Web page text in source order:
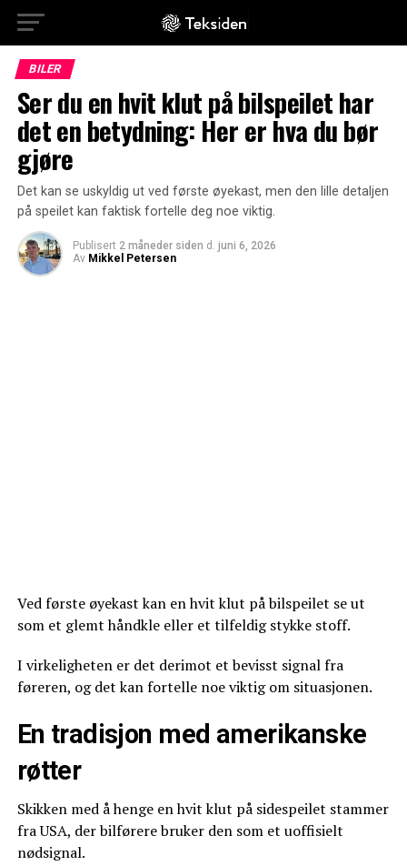
BILER
Ser du en hvit klut på bilspeilet har
det en betydning: Her er hva du bør
gjøre
Det kan se uskyldig ut ved første øyekast, men den lille detaljen
på speilet kan faktisk fortelle deg noe viktig.
Publisert 2 måneder siden d. juni 6, 2026
Av Mikkel Petersen
Ved første øyekast kan en hvit klut på bilspeilet se ut
som et glemt håndkle eller et tilfeldig stykke stoff.
I virkeligheten er det derimot et bevisst signal fra
føreren, og det kan fortelle noe viktig om situasjonen.
En tradisjon med amerikanske
røtter
Skikken med å henge en hvit klut på sidespeilet stammer
fra USA, der bilførere bruker den som et uoffisielt
nødsignal.